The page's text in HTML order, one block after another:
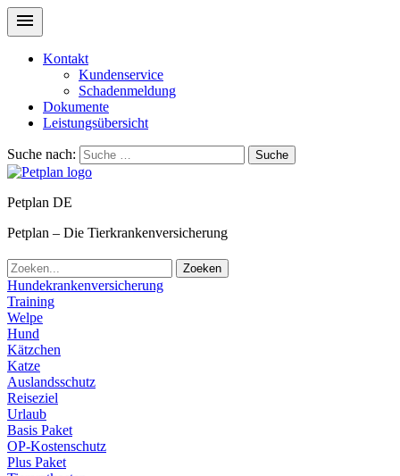
Kontakt
Kundenservice
Schadenmeldung
Dokumente
Leistungsübersicht
Suche nach: Suche
Petplan DE
Petplan – Die Tierkrankenversicherung
Zoeken
Hundekrankenversicherung
Training
Welpe
Hund
Kätzchen
Katze
Auslandsschutz
Reiseziel
Urlaub
Basis Paket
OP-Kostenschutz
Plus Paket